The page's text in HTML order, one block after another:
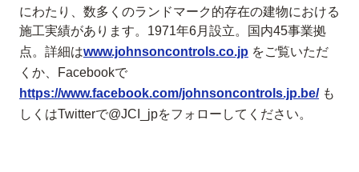
にわたり、数多くのランドマーク的存在の建物における
施工実績があります。1971年6月設立。国内45事業拠
点。詳細はwww.johnsoncontrols.co.jp をご覧いただ
くか、Facebookで
https://www.facebook.com/johnsoncontrols.jp.be/も
しくはTwitterで@JCI_jpをフォローしてください。